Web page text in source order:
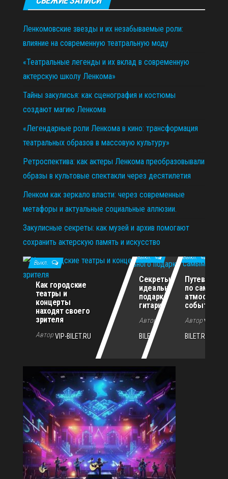
Ленкомовские звезды и их незабываемые роли:
влияние на современную театральную моду
«Театральные легенды и их вклад в современную
актерскую школу Ленкома»
Тайны закулисья: как сценография и костюмы
создают магию Ленкома
«Легендарные роли Ленкома в кино: трансформация
театральных образов в массовую культуру»
Ретроспектива: как актеры Ленкома преобразовывали
образы в культовые спектакли через десятилетия
Ленком как зеркало власти: через современные
метафоры и актуальные социальные аллюзии.
Закулисные секреты: как музей и архив помогают
сохранить актерскую память и искусство
02.07.2026
Выкл.
Как городские
театры и
концерты
находят своего
зрителя
АвторVIP-BILET.RU
11.12.2025
Выкл.
Секреты
идеального
подарка для
гитариста
Автор VIP-
BILET.RU
Выкл.
по самым
событиям
АвторVIP-
BILET.RU